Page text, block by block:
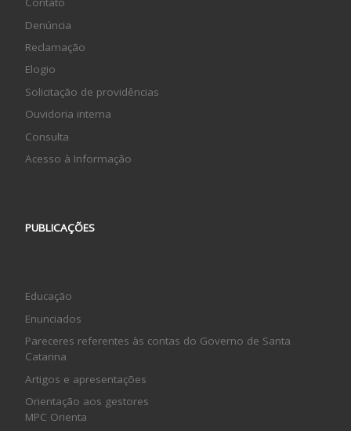
Denúncia
Reclamação
Elogio
Solicitação de providências
Ouvidoria interna
Consulta
Acesso à Informação
PUBLICAÇÕES
Educação
Enunciados
Pareceres referentes às contas do Governo de Santa
Catarina
Artigos e apresentações
Orientação aos gestores
MPC Orienta